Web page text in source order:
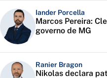
Iander Porcella
Marcos Pereira:
governo de MG
Ranier Bragon
Nikolas declara